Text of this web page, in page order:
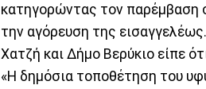
κατηγορώντας τον παρέμβαση
την αγόρευση της
Χατζή και Δήμο Βερύκιο είπε
«Η δημόσια τοποθέτηση του